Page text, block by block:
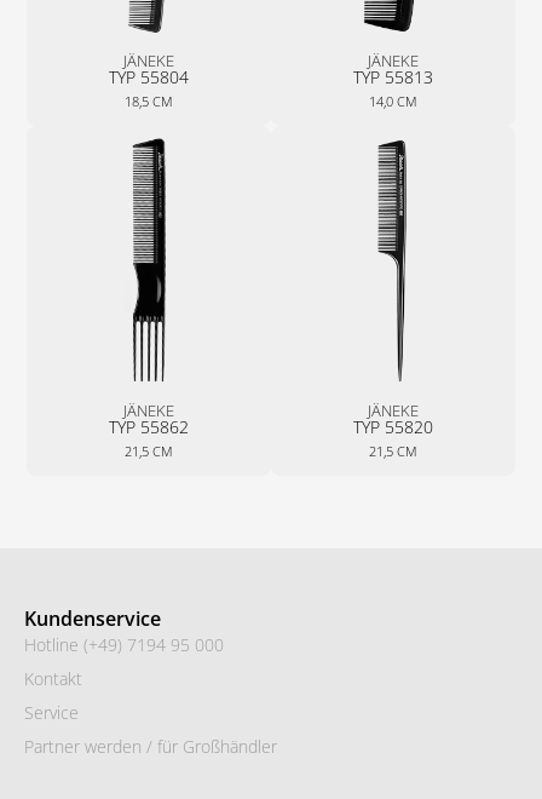
JÄNEKE
TYP 55804
18,5 CM
JÄNEKE
TYP 55813
14,0 CM
JÄNEKE
TYP 55862
21,5 CM
JÄNEKE
TYP 55820
21,5 CM
Kundenservice
Hotline (+49) 7194 95 000
Kontakt
Service
Partner werden / für Großhändler